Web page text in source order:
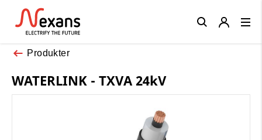
Produkter
WATERLINK - TXVA 24kV
Close